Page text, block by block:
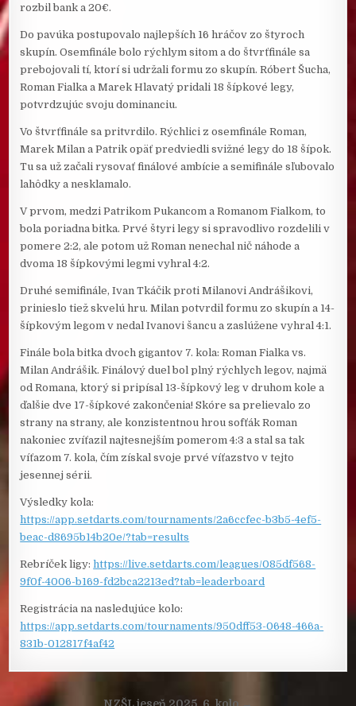
rozbil bank a 20€.
Do pavúka postupovalo najlepších 16 hráčov zo štyroch
skupín. Osemfinále bolo rýchlym sitom a do štvrťfinále sa
prebojovali tí, ktorí si udržali formu zo skupín. Róbert Šucha,
Roman Fialka a Marek Hlavatý pridali 18 šípkové legy,
potvrdzujúc svoju dominanciu.
Vo štvrťfinále sa pritvrdilo. Rýchlici z osemfinále Roman,
Marek Milan a Patrik opäť predviedli svižné legy do 18 šípok.
Tu sa už začali rysovať finálové ambície a semifinále sľubovalo
lahôdky a nesklamalo.
V prvom, medzi Patrikom Pukancom a Romanom Fialkom, to
bola poriadna bitka. Prvé štyri legy si spravodlivo rozdelili v
pomere 2:2, ale potom už Roman nenechal nič náhode a
dvoma 18 šípkovými legmi vyhral 4:2.
Druhé semifinále, Ivan Tkáčik proti Milanovi Andrášikovi,
prinieslo tiež skvelú hru. Milan potvrdil formu zo skupín a 14-
šípkovým legom v nedal Ivanovi šancu a zaslúžene vyhral 4:1.
Finále bola bitka dvoch gigantov 7. kola: Roman Fialka vs.
Milan Andrášik. Finálový duel bol plný rýchlych legov, najmä
od Romana, ktorý si pripísal 13-šípkový leg v druhom kole a
ďalšie dve 17-šípkové zakončenia! Skóre sa prelievalo zo
strany na strany, ale konzistentnou hrou sofťák Roman
nakoniec zvíťazil najtesnejším pomerom 4:3 a stal sa tak
víťazom 7. kola, čím získal svoje prvé víťazstvo v tejto
jesennej sérii.
Výsledky kola:
https://app.setdarts.com/tournaments/2a6ccfec-b3b5-4ef5-
beac-d8695b14b20e/?tab=results
Rebríček ligy:https://live.setdarts.com/leagues/085df568-
9f0f-4006-b169-fd2bca2213ed?tab=leaderboard
Registrácia na nasledujúce kolo:
https://app.setdarts.com/tournaments/950dff53-0648-466a-
831b-012817f4af42